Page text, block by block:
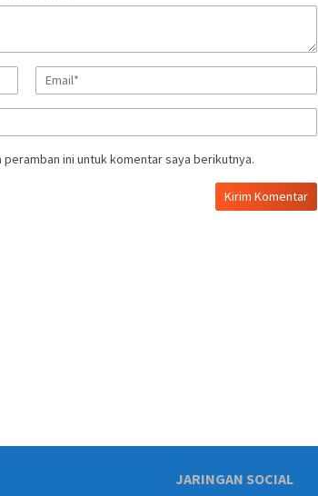
ini untuk komentar saya berikutnya.
JARINGAN SOCIAL